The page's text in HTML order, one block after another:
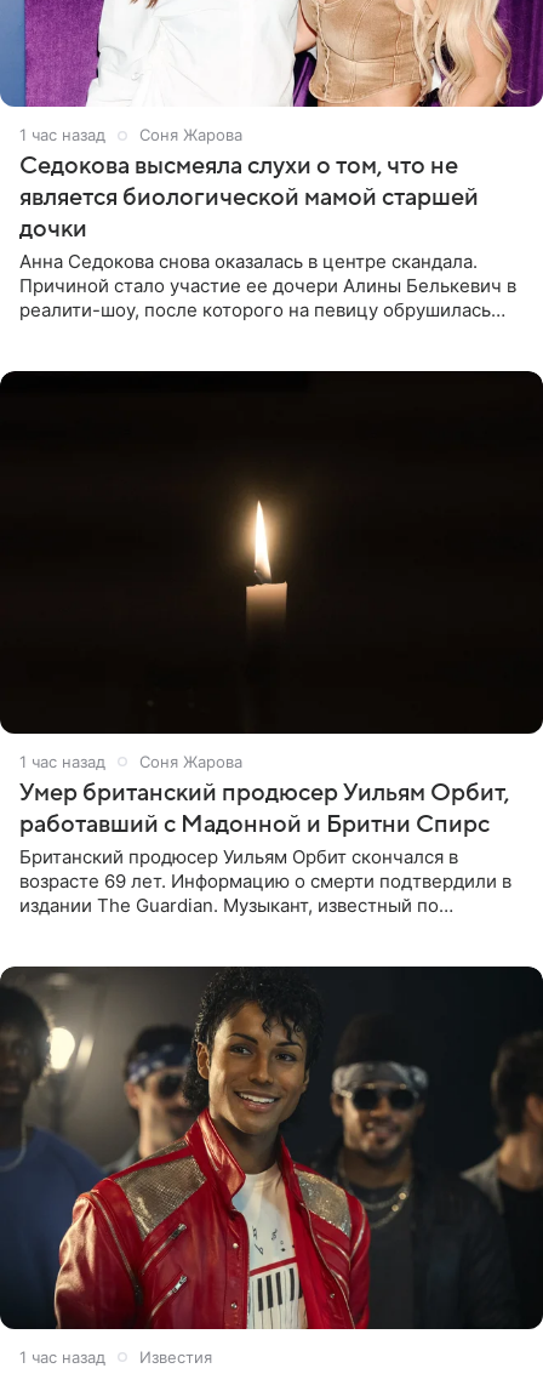
1 час назад Соня Жарова
Седокова высмеяла слухи о том, что не
является биологической мамой старшей
дочки
Анна Седокова снова оказалась в центре скандала.
Причиной стало участие ее дочери Алины Белькевич в
реалити-шоу, после которого на певицу обрушилась
1 час назад Соня Жарова
Умер британский продюсер Уильям Орбит,
работавший с Мадонной и Бритни Спирс
Британский продюсер Уильям Орбит скончался в
возрасте 69 лет. Информацию о смерти подтвердили в
издании The Guardian. Музыкант, известный по
1 час назад Известия